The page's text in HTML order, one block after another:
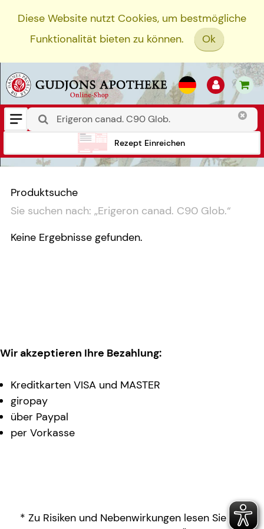
Diese Website nutzt Cookies, um bestmögliche
Funktionalität bieten zu können.
Ok
Rezept Einreichen
Produktsuche
Sie suchen nach: „Erigeron canad. C90 Glob.“
Keine Ergebnisse gefunden.
Wir akzeptieren Ihre Bezahlung:
Kreditkarten VISA und MASTER
giropay
über Paypal
per Vorkasse
* Zu Risiken und Nebenwirkungen lesen Sie die